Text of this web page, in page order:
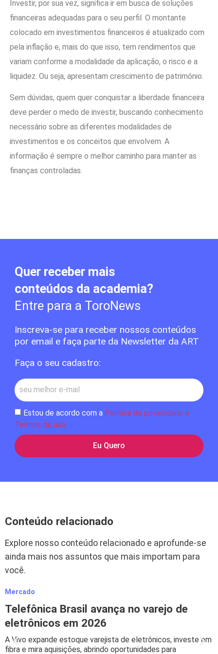
Investir, por sua vez, significa ir em busca de soluções
financeiras adequadas para o seu perfil. O montante
colocado em investimentos financeiros é atualizado com
pela inflação e, mais do que isso, tem rendimentos que
variam conforme a modalidade da aplicação, o risco e a
liquidez. Ou seja, apresentam crescimento de patrimônio.
Sem dúvidas, quem quer conquistar a liberdade financeira
deve perder o medo de investir, buscando conhecimento
necessário sobre as diferentes modalidades de
investimentos e os conceitos que envolvem. A
informação é sempre o melhor caminho para manter as
finanças controladas.
Quer receber mais
conteúdos da academia?
Entre para a ToroNews
Inscreva-se para receber nossos conteúdos
por email e faça parte da Newsletter da ART
Faça o seu cadastro:
Estou de acordo com a Política de privacidade e
Termos de uso
Eu Quero
Conteúdo relacionado
Explore nosso conteúdo relacionado e aprofunde-se
ainda mais nos assuntos que mais importam para
você.
Mercado
Telefônica Brasil avança no varejo de
eletrônicos em 2026
A Vivo expande estoque varejista de eletrônicos, investe em
fibra e mira aquisições, abrindo oportunidades para